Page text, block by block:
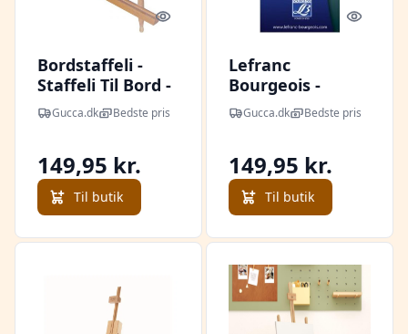
Quick look
Bordstaffeli -
Staffeli Til Bord -
TræGucca.dk Bedste pris
149,95 kr.
Til butik
Quick
Lefranc
Bourgeois -
Bordstaffeli -
Bazille - 440025
Gucca.dk Bedste pris
149,95 kr.
Til butik